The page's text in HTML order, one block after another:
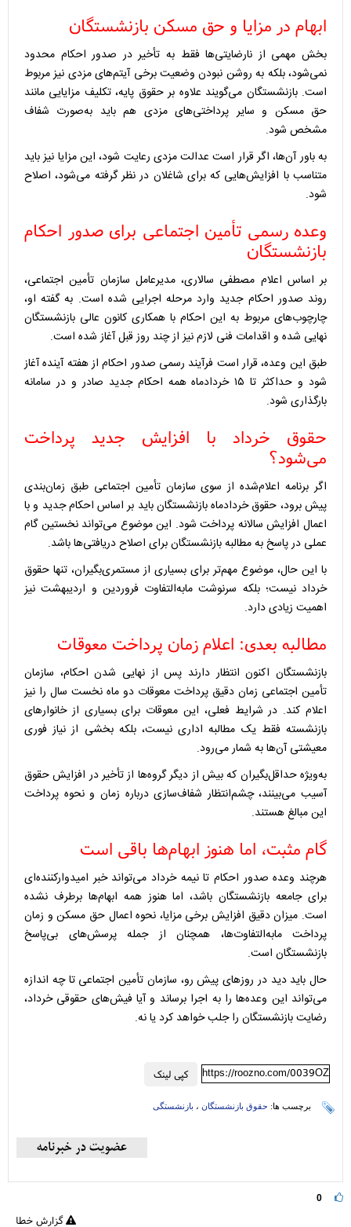
ابهام در مزایا و حق مسکن بازنشستگان
بخش مهمی از نارضایتی‌ها فقط به تأخیر در صدور احکام محدود
نمی‌شود، بلکه به روشن نبودن وضعیت برخی آیتم‌های مزدی نیز مربوط
است. بازنشستگان می‌گویند علاوه بر حقوق پایه، تکلیف مزایایی مانند
حق مسکن و سایر پرداختی‌های مزدی هم باید به‌صورت شفاف
مشخص شود.
به باور آن‌ها، اگر قرار است عدالت مزدی رعایت شود، این مزایا نیز باید
متناسب با افزایش‌هایی که برای شاغلان در نظر گرفته می‌شود، اصلاح
شود.
وعده رسمی تأمین اجتماعی برای صدور احکام
بازنشستگان
بر اساس اعلام مصطفی سالاری، مدیرعامل سازمان تأمین اجتماعی،
روند صدور احکام جدید وارد مرحله اجرایی شده است. به گفته او،
چارچوب‌های مربوط به این احکام با همکاری کانون عالی بازنشستگان
نهایی شده و اقدامات فنی لازم نیز از چند روز قبل آغاز شده است.
طبق این وعده، قرار است فرآیند رسمی صدور احکام از هفته آینده آغاز
شود و حداکثر تا ۱۵ خردادماه همه احکام جدید صادر و در سامانه
بارگذاری شود.
حقوق خرداد با افزایش جدید پرداخت
می‌شود؟
اگر برنامه اعلام‌شده از سوی سازمان تأمین اجتماعی طبق زمان‌بندی
پیش برود، حقوق خردادماه بازنشستگان باید بر اساس احکام جدید و با
اعمال افزایش سالانه پرداخت شود. این موضوع می‌تواند نخستین گام
عملی در پاسخ به مطالبه بازنشستگان برای اصلاح دریافتی‌ها باشد.
با این حال، موضوع مهم‌تر برای بسیاری از مستمری‌بگیران، تنها حقوق
خرداد نیست؛ بلکه سرنوشت مابه‌التفاوت فروردین و اردیبهشت نیز
اهمیت زیادی دارد.
مطالبه بعدی: اعلام زمان پرداخت معوقات
بازنشستگان اکنون انتظار دارند پس از نهایی شدن احکام، سازمان
تأمین اجتماعی زمان دقیق پرداخت معوقات دو ماه نخست سال را نیز
اعلام کند. در شرایط فعلی، این معوقات برای بسیاری از خانوارهای
بازنشسته فقط یک مطالبه اداری نیست، بلکه بخشی از نیاز فوری
معیشتی آن‌ها به شمار می‌رود.
به‌ویژه حداقل‌بگیران که بیش از دیگر گروه‌ها از تأخیر در افزایش حقوق
آسیب می‌بینند، چشم‌انتظار شفاف‌سازی درباره زمان و نحوه پرداخت
این مبالغ هستند.
گام مثبت، اما هنوز ابهام‌ها باقی است
هرچند وعده صدور احکام تا نیمه خرداد می‌تواند خبر امیدوارکننده‌ای
برای جامعه بازنشستگان باشد، اما هنوز همه ابهام‌ها برطرف نشده
است. میزان دقیق افزایش برخی مزایا، نحوه اعمال حق مسکن و زمان
پرداخت مابه‌التفاوت‌ها، همچنان از جمله پرسش‌های بی‌پاسخ
بازنشستگان است.
حال باید دید در روزهای پیش رو، سازمان تأمین اجتماعی تا چه اندازه
می‌تواند این وعده‌ها را به اجرا برساند و آیا فیش‌های حقوقی خرداد،
رضایت بازنشستگان را جلب خواهد کرد یا نه.
کپی لینک https://roozno.com/0039OZ
برچسب ها: حقوق بازنشستگان ، بازنشستگی
0
گزارش خطا